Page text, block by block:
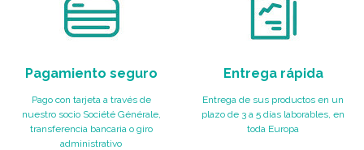
Pagamiento seguro
Pago con tarjeta a través de
nuestro socio Société Générale,
transferencia bancaria o giro
administrativo
Entrega rápida
Entrega de sus productos en un
plazo de 3 a 5 días laborables, en
toda Europa